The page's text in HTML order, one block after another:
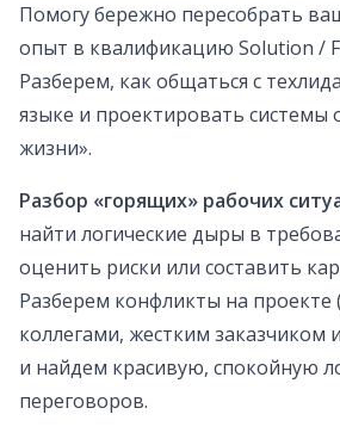
Помогу бережно пересобрать
опыт в квалификацию Solution /
Разберем, как общаться с
языке и проектировать системы
жизни».
Разбор «горящих» рабочих
найти логические дыры в
оценить риски или составить
Разберем конфликты на проекте
коллегами, жестким заказчиком
и найдем красивую, спокойную
переговоров.